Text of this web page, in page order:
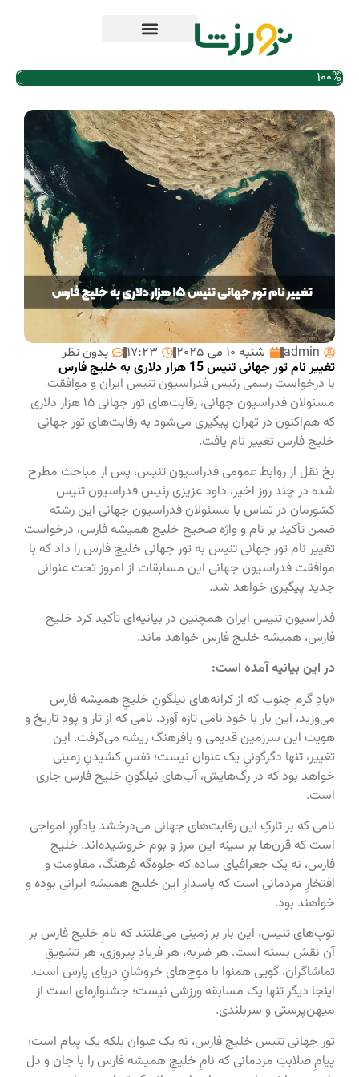
100%
admin شنبه 10 می 2025 17:23 بدون نظر
تغییر نام تور جهانی تنیس 15 هزار دلاری به خلیج فارس
با درخواست رسمی رئیس فدراسیون تنیس ایران و موافقت
مسئولان فدراسیون جهانی، رقابت‌های تور جهانی 15 هزار دلاری
که هم‌اکنون در تهران پیگیری می‌شود به رقابت‌های تور جهانی
خلیج فارس تغییر نام یافت.
بخ نقل از روابط عمومی فدراسیون تنیس، پس از مباحث مطرح
شده در چند روز اخیر، داود عزیزی رئیس فدراسیون تنیس
کشورمان در تماس با مسئولان فدراسیون جهانی این رشته
ضمن تأکید بر نام و واژه صحیح خلیج همیشه فارس، درخواست
تغییر نام تور جهانی تنیس به تور جهانی خلیج فارس را داد که با
موافقت فدراسیون جهانی این مسابقات از امروز تحت عنوانی
جدید پیگیری خواهد شد.
فدراسیون تنیس ایران همچنین در بیانیه‌ای تأکید کرد خلیج
فارس، همیشه خلیج فارس خواهد ماند.
در این بیانیه آمده است:
«بادِ گرمِ جنوب که از کرانه‌های نیلگونِ خلیجِ همیشه‌ فارس
می‌وزید، این بار با خود نامی تازه آورد. نامی که از تار و پودِ تاریخ و
هویت این سرزمین قدیمی و بافرهنگ ریشه می‌گرفت. این
تغییر، تنها دگرگونیِ یک عنوان نیست؛ نفسِ کشیدنِ زمینی
خواهد بود که در رگ‌هایش، آب‌های نیلگونِ خلیج فارس جاری
است.
نامی که بر تارکِ این رقابت‌های جهانی می‌درخشد یادآورِ امواجی
است که قرن‌ها بر سینه این مرز و بوم خروشیده‌اند. خلیج
فارس، نه یک جغرافیای ساده که جلوه‌گه فرهنگ، مقاومت و
افتخارِ مردمانی است که پاسدارِ این خلیج همیشه ایرانی بوده‌ و
خواهند بود.
توپ‌های تنیس، این بار بر زمینی می‌غلتند که نامِ خلیج فارس بر
آن نقش بسته است. هر ضربه، هر فریادِ پیروزی، هر تشویقِ
تماشاگران، گویی همنوا با موج‌های خروشانِ دریای پارس است.
اینجا دیگر تنها یک مسابقه‌ ورزشی نیست؛ جشنواره‌ای است از
میهن‌پرستی و سربلندی.
تور جهانی تنیس خلیج فارس، نه یک عنوان بلکه یک پیام است؛
پیامِ صلابتِ مردمانی که نامِ خلیجِ همیشه‌ فارس را با جان و دل